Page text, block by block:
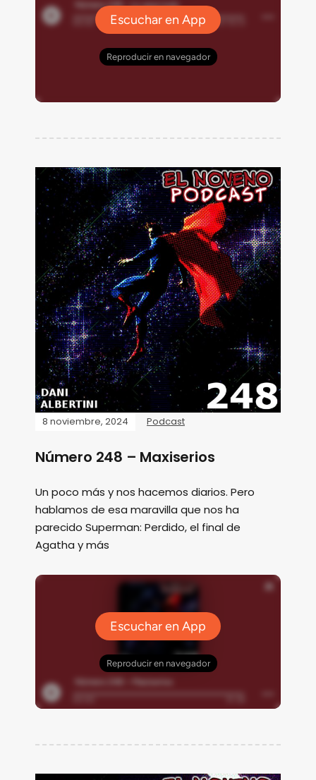
8 noviembre, 2024 Podcast
Número 248 – Maxiserios
Un poco más y nos hacemos diarios. Pero
hablamos de esa maravilla que nos ha
parecido Superman: Perdido, el final de
Agatha y más